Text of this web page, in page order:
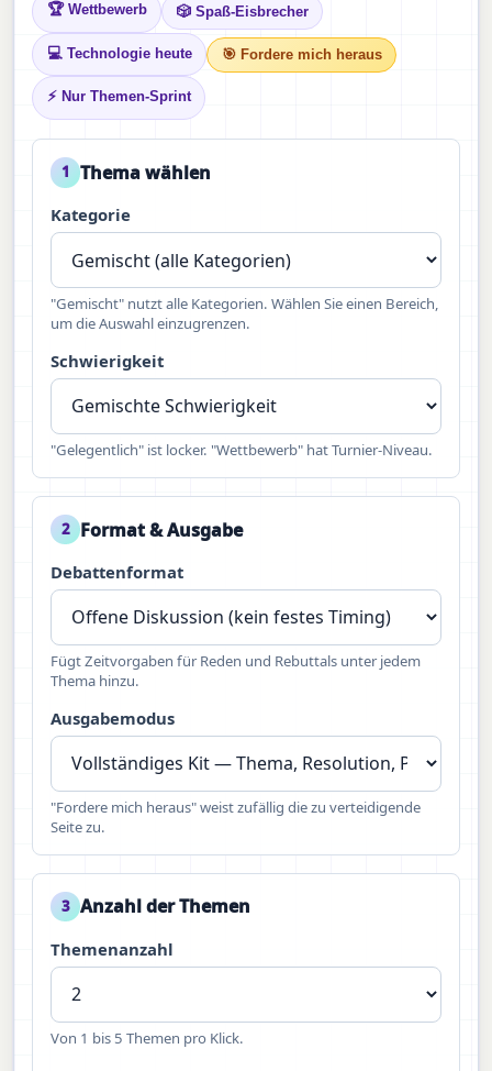
🏆 Wettbewerb 🎲 Spaß-Eisbrecher
💻 Technologie heute 🎯 Fordere mich heraus
⚡ Nur Themen-Sprint
1 Thema wählen
Kategorie
"Gemischt" nutzt alle Kategorien. Wählen Sie einen Bereich,
um die Auswahl einzugrenzen.
Schwierigkeit
"Gelegentlich" ist locker. "Wettbewerb" hat Turnier-Niveau.
2 Format & Ausgabe
Debattenformat
Fügt Zeitvorgaben für Reden und Rebuttals unter jedem
Thema hinzu.
Ausgabemodus
"Fordere mich heraus" weist zufällig die zu verteidigende
Seite zu.
3 Anzahl der Themen
Themenanzahl
Von 1 bis 5 Themen pro Klick.